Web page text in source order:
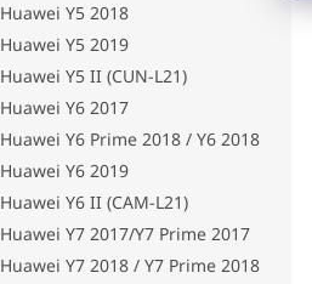
Huawei Y5 2018
Huawei Y5 2019
Huawei Y5 II (CUN-L21)
Huawei Y6 2017
Huawei Y6 Prime 2018 / Y6 2018
Huawei Y6 2019
Huawei Y6 II (CAM-L21)
Huawei Y7 2017/Y7 Prime 2017
Huawei Y7 2018 / Y7 Prime 2018